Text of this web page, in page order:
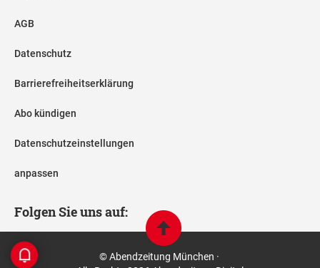
AGB
Datenschutz
Barrierefreiheitserklärung
Abo kündigen
Datenschutzeinstellungen
anpassen
Folgen Sie uns auf:
© Abendzeitung München ·